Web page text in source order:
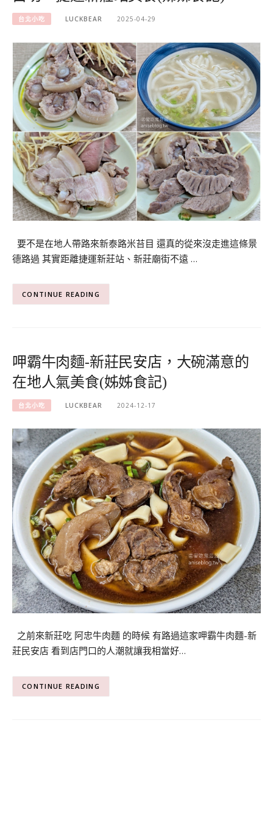
台北小吃 LUCKBEAR 2025-04-29
要不是在地人帶路來新泰路米苔目 還真的從來沒走進這條景
德路過 其實距離捷運新莊站、新莊廟街不遠 …
CONTINUE READING
呷霸牛肉麵-新莊民安店，大碗滿意的
在地人氣美食(姊姊食記)
台北小吃 LUCKBEAR 2024-12-17
之前來新莊吃 阿忠牛肉麵 的時候 有路過這家呷霸牛肉麵-新
莊民安店 看到店門口的人潮就讓我相當好…
CONTINUE READING